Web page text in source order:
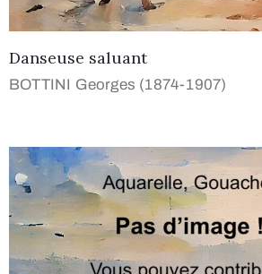
Danseuse saluant
BOTTINI Georges (1874-1907)